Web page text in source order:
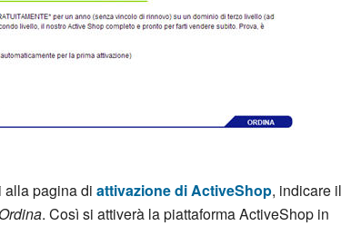
alla pagina di attivazione di ActiveShop, indicare il
Ordina. Così si attiverà la piattaforma ActiveShop in